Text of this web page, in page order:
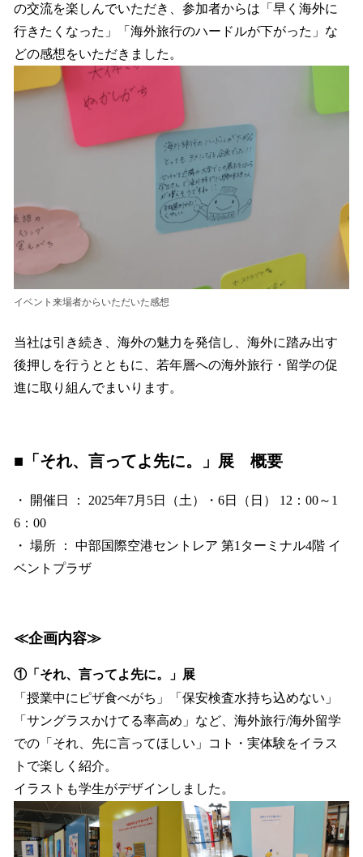
の交流を楽しんでいただき、参加者からは「早く海外に
行きたくなった」「海外旅行のハードルが下がった」な
どの感想をいただきました。
イベント来場者からいただいた感想
当社は引き続き、海外の魅力を発信し、海外に踏み出す
後押しを行うとともに、若年層への海外旅行・留学の促
進に取り組んでまいります。
■「それ、言ってよ先に。」展 概要
・ 開催日 ： 2025年7月5日（土）・6日（日） 12：00～1
6：00
・ 場所 ： 中部国際空港セントレア 第1ターミナル4階 イ
ベントプラザ
≪企画内容≫
①「それ、言ってよ先に。」展
「授業中にピザ食べがち」「保安検査水持ち込めない」
「サングラスかけてる率高め」など、海外旅行/海外留学
での「それ、先に言ってほしい」コト・実体験をイラス
トで楽しく紹介。
イラストも学生がデザインしました。